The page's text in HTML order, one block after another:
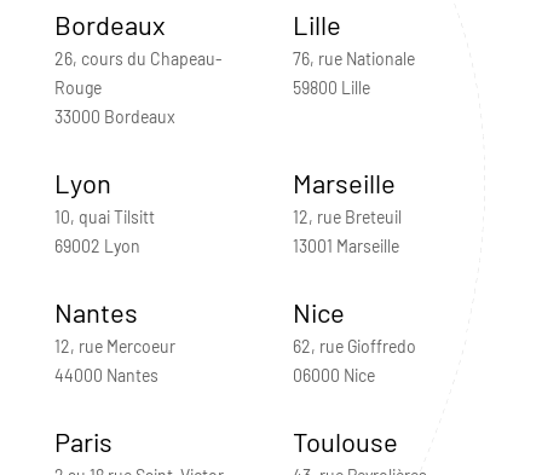
Bordeaux
26, cours du Chapeau-
Rouge
33000 Bordeaux
Lille
76, rue Nationale
59800 Lille
Lyon
10, quai Tilsitt
69002 Lyon
Marseille
12, rue Breteuil
13001 Marseille
Nantes
12, rue Mercoeur
44000 Nantes
Nice
62, rue Gioffredo
06000 Nice
Paris Toulouse